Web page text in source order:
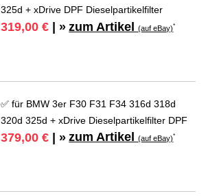
325d + xDrive DPF Dieselpartikelfilter
319,00 € | » zum Artikel(auf eBay)*
✅ für BMW 3er F30 F31 F34 316d 318d
320d 325d + xDrive Dieselpartikelfilter DPF
379,00 € | » zum Artikel(auf eBay)*